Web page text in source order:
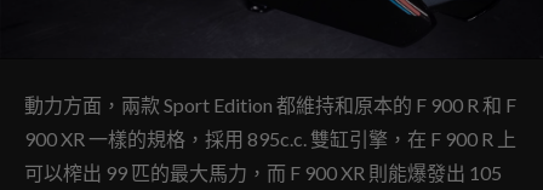
動力方面，兩款 Sport Edition 都維持和原本的 F 900 R 和 F
900 XR 一樣的規格，採用 895c.c. 雙缸引擎，在 F 900 R 上
可以榨出 99 匹的最大馬力，而 F 900 XR 則能爆發出 105